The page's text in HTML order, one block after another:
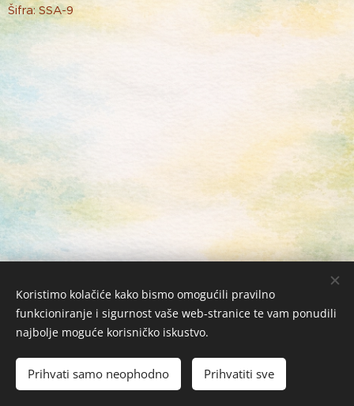
Šifra: SSA-9
Žabac Bubi j.d.o.o. © 2026 Sva prava zadržana
Kolačići
Koristimo kolačiće kako bismo omogućili pravilno
funkcioniranje i sigurnost vaše web-stranice te vam ponudili
najbolje moguće korisničko iskustvo.
Prihvati samo neophodno Prihvatiti sve